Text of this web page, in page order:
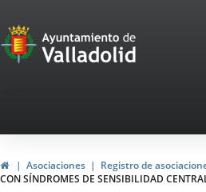
Portal
de
navegación
HomeAsociaciones Registro de
CON SÍNDROMES DE SENSIBILIDAD